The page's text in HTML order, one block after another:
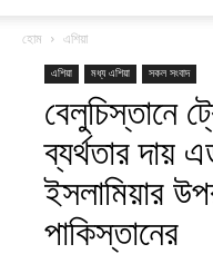
হোম এশিয়া
এশিয়া মধ্য এশিয়া সকল সংবাদ
বেলুচিস্তানে
ব্যর্থতার দায়
ইসলামিয়ার
পাকিস্তানের